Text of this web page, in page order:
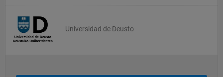
Universidad de Deusto